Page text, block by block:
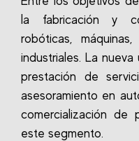
la fabricación y
robóticas,
industriales. La
prestación de
asesoramiento en
comercialización de
este segmento.